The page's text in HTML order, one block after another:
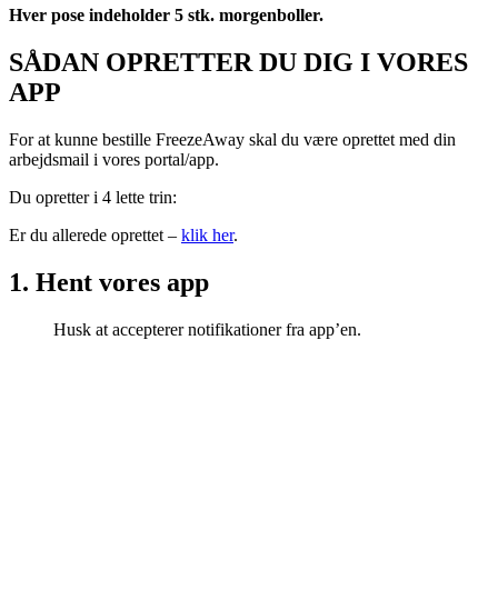
Hver pose indeholder 5 stk. morgenboller.
SÅDAN OPRETTER DU DIG I VORES
APP
For at kunne bestille FreezeAway skal du være oprettet med din
arbejdsmail i vores portal/app.
Du opretter i 4 lette trin:
Er du allerede oprettet – klik her.
1. Hent vores app
Husk at accepterer notifikationer fra app’en.